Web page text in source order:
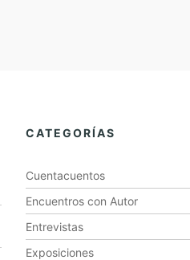
CATEGORÍAS
Cuentacuentos
Encuentros con Autor
Entrevistas
Exposiciones